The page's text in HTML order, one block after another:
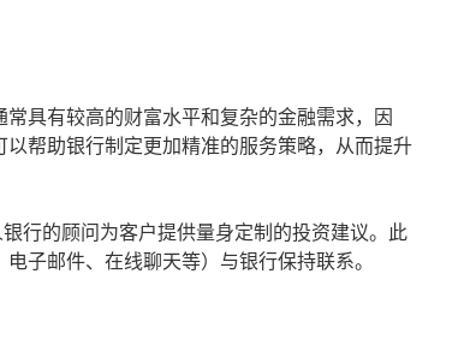
具有较高的财富水平和复杂的金融需求，因
帮助银行制定更加精准的服务策略，从而提升
行的顾问为客户提供量身定制的投资建议。此
子邮件、在线聊天等）与银行保持联系。